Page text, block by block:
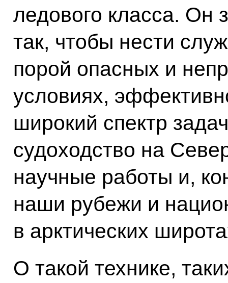
ледового класса. Он
так, чтобы нести
порой опасных и
условиях,
широкий спектр
судоходство на
научные работы и,
наши рубежи и
в арктических
О такой технике,